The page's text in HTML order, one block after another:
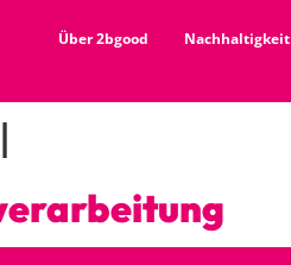
Über 2bgood Nachhaltigkeit